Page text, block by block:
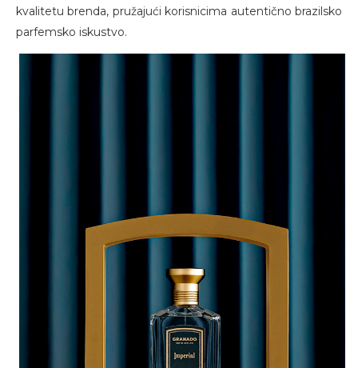
kvalitetu brenda, pružajući korisnicima autentično brazilsko
parfemsko iskustvo.